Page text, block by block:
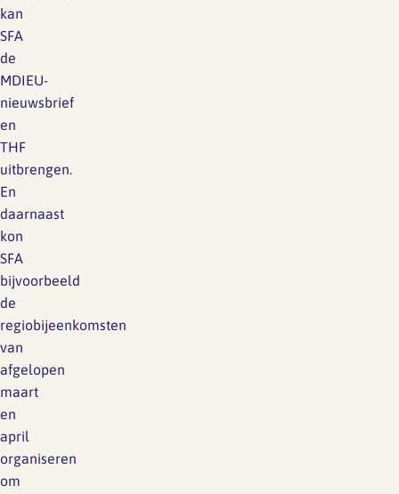
kan
SFA
de
MDIEU-
nieuwsbrief
en
THF
uitbrengen.
En
daarnaast
kon
SFA
bijvoorbeeld
de
regiobijeenkomsten
van
afgelopen
maart
en
april
organiseren
om